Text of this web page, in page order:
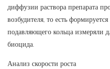
диффузии раствора препарата
возбудителя, то есть
подавляющего кольца измеряли
биоцида.
Анализ скорости роста